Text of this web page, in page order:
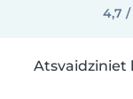
4,7 /
Atsvaidziniet